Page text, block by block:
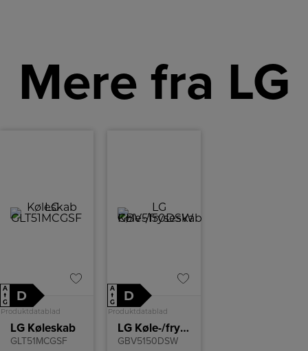
Mere fra LG
A
↑
G
D
Produktdatablad
LG Køleskab
GLT51MCGSF
A
↑
G
D
Produktdatablad
LG Køle-/fryseskab
GBV5150DSW